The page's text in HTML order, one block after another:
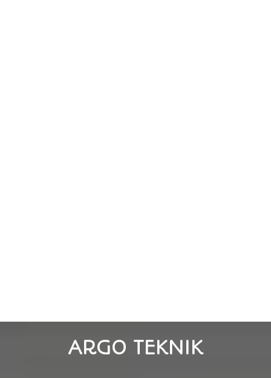
ARGO TEKNIK